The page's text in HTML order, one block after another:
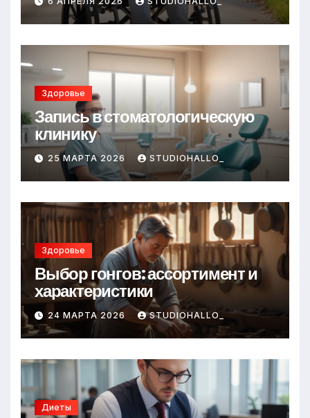
Здоровье
Запись в стоматологическую
клинику
25 МАРТА 2026 STUDIOHALLO_
Здоровье
Выбор гонгов: ассортимент и
характеристики
24 МАРТА 2026 STUDIOHALLO_
Диеты